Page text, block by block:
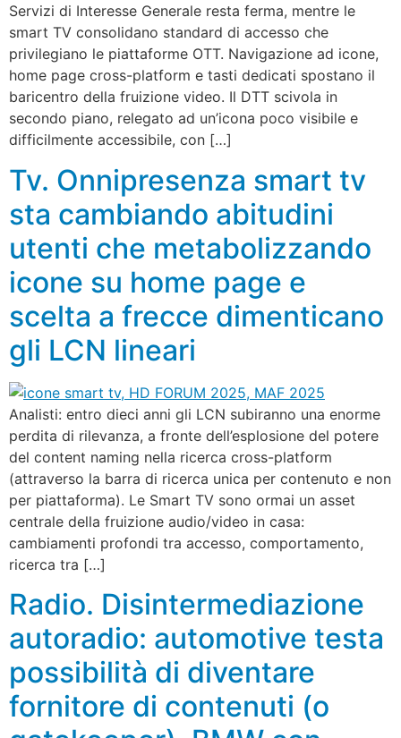
Servizi di Interesse Generale resta ferma, mentre le
smart TV consolidano standard di accesso che
privilegiano le piattaforme OTT. Navigazione ad icone,
home page cross-platform e tasti dedicati spostano il
baricentro della fruizione video. Il DTT scivola in
secondo piano, relegato ad un’icona poco visibile e
difficilmente accessibile, con […]
Tv. Onnipresenza smart tv
sta cambiando abitudini
utenti che metabolizzando
icone su home page e
scelta a frecce dimenticano
gli LCN lineari
Analisti: entro dieci anni gli LCN subiranno una enorme
perdita di rilevanza, a fronte dell’esplosione del potere
del content naming nella ricerca cross-platform
(attraverso la barra di ricerca unica per contenuto e non
per piattaforma). Le Smart TV sono ormai un asset
centrale della fruizione audio/video in casa:
cambiamenti profondi tra accesso, comportamento,
ricerca tra […]
Radio. Disintermediazione
autoradio: automotive testa
possibilità di diventare
fornitore di contenuti (o